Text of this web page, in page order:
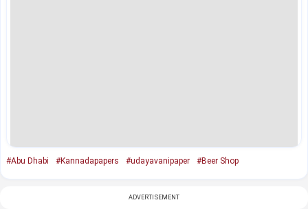
#Abu Dhabi #Kannadapapers #udayavanipaper #Beer Shop
ADVERTISEMENT